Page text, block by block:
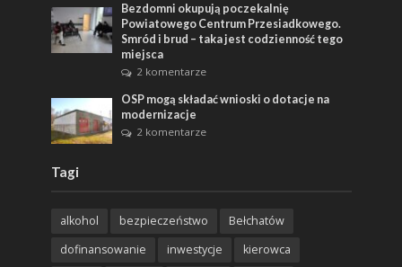
Bezdomni okupują poczekalnię
Powiatowego Centrum Przesiadkowego.
Smród i brud – taka jest codzienność tego
miejsca
2 komentarze
OSP mogą składać wnioski o dotacje na
modernizacje
2 komentarze
Tagi
alkohol bezpieczeństwo
Bełchatów
dofinansowanie
inwestycje
kierowca